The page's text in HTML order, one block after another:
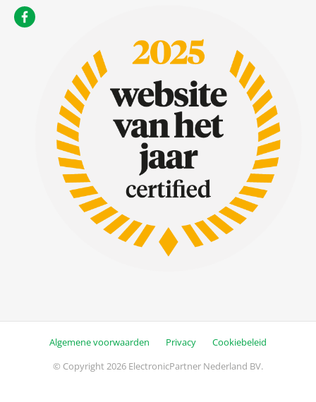
Algemene voorwaarden Privacy
Cookiebeleid
© Copyright 2026 ElectronicPartner Nederland BV.